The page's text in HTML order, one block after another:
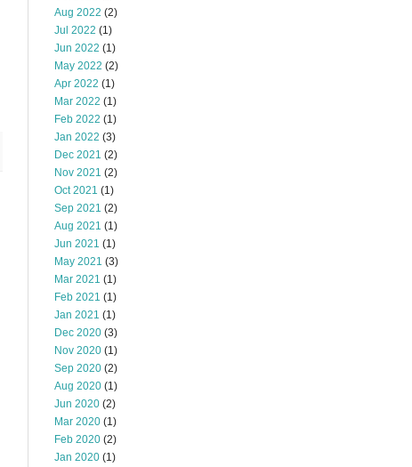
Aug 2022 (2)
Jul 2022 (1)
Jun 2022 (1)
May 2022 (2)
Apr 2022 (1)
Mar 2022 (1)
Feb 2022 (1)
Jan 2022 (3)
Dec 2021 (2)
Nov 2021 (2)
Oct 2021 (1)
Sep 2021 (2)
Aug 2021 (1)
Jun 2021 (1)
May 2021 (3)
Mar 2021 (1)
Feb 2021 (1)
Jan 2021 (1)
Dec 2020 (3)
Nov 2020 (1)
Sep 2020 (2)
Aug 2020 (1)
Jun 2020 (2)
Mar 2020 (1)
Feb 2020 (2)
Jan 2020 (1)